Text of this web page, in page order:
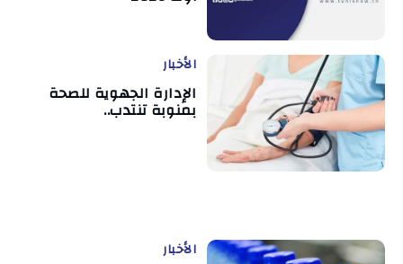
الأخبار
الإدارة الجهوية للصحة
بمنوبة تنتدب..
الأخبار